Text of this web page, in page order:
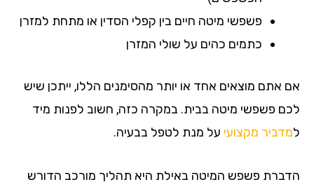
פשפשי מיטה חיים בין קפלי הסדין או מתחת למזרן
כתמים כהים על שולי המזרן
אם אתם מוצאים אחד או יותר מהסימנים הללו, ייתכן שיש
לכם פשפשי מיטה בבית. במקרה כזה, חשוב לפנות מיד
למדביר מקצועי על מנת לטפל בבעיה.
הדברת פשפש המיטה באילת היא תהליך מורכב הדורש